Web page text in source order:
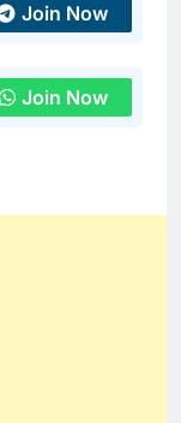
Join Now
Join Now